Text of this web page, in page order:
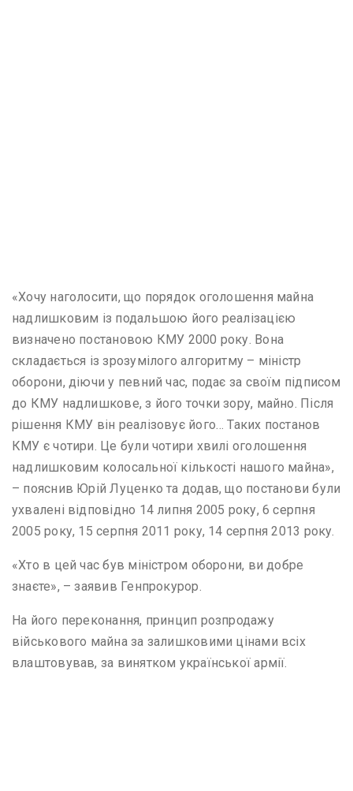
«Хочу наголосити, що порядок оголошення майна
надлишковим із подальшою його реалізацією
визначено постановою КМУ 2000 року. Вона
складається із зрозумілого алгоритму – міністр
оборони, діючи у певний час, подає за своїм підписом
до КМУ надлишкове, з його точки зору, майно. Після
рішення КМУ він реалізовує його… Таких постанов
КМУ є чотири. Це були чотири хвилі оголошення
надлишковим колосальної кількості нашого майна»,
– пояснив Юрій Луценко та додав, що постанови були
ухвалені відповідно 14 липня 2005 року, 6 серпня
2005 року, 15 серпня 2011 року, 14 серпня 2013 року.
«Хто в цей час був міністром оборони, ви добре
знаєте», – заявив Генпрокурор.
На його переконання, принцип розпродажу
військового майна за залишковими цінами всіх
влаштовував, за винятком української армії.